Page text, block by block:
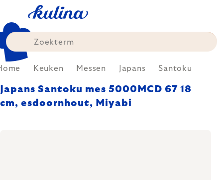
content
Keuken Messen Japans Santoku
Japans Santoku mes 5000MCD 67 18
cm, esdoornhout, Miyabi